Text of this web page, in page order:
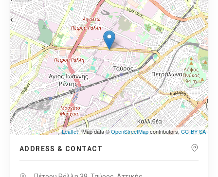
Leaflet| Map data ©OpenStreetMapcontributors,CC-BY-SA
ADDRESS & CONTACT